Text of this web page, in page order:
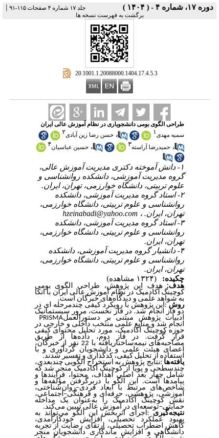
دوره ۱۷، شماره ۴ - ( ۱۴۰۴ ) جلد ۱۷ شماره ۴ صفحات ۱۱۵-۹۱ |
برگشت به فهرست نسخه ها
‎ 20.1001.1.20088000.1404.17.4.5.3
طراحی الگوی بومی دانشجویاری در نظام آموزش عالی ایران
سمیه مهدی۱ ، حسن رضا زین آبادی۲
، حمیدرضا آراسته۳ ، حسین عباسیان۴
۱- دانش آموخته دکتری مدیریت آموزش عالی،
گروه مدیریت آموزشی، دانشکده روانشناسی و
علوم تربیتی، دانشگاه خوارزمی، تهران، ایران.
۲- استاد گروه مدیریت آموزشی، دانشکده
روانشناسی و علوم تربیتی، دانشگاه خوارزمی،
تهران، ایران. ، hzeinabadi@yahoo.com
۳- استاد گروه مدیریت آموزشی، دانشکده
روانشناسی و علوم تربیتی، دانشگاه خوارزمی،
تهران، ایران.
۴- دانشیار گروه مدیریت آموزشی، دانشکده
روانشناسی و علوم تربیتی، دانشگاه خوارزمی،
تهران، ایران.
چکیده:
(۱۳۲۴ مشاهده)
هدف:
هدف این پژوهش، طراحی الگوی بومی
کوچینگ آکادمیک در نظام آموزش عالی ایران با اتکا
به شواهد علمی و دیدگاه‌های خبرگان است.
روش: این پژوهش با رویکرد کیفی چندمرحله ای در
دو فاز انجام شد. در فاز نخست، مرور سیستماتیک
ادبیات پژوهش مبتنی بر دستورالعملPRISMA
انجام شد و منابع علمی منتخب داخلی و خارجی در
حوزه کوچینگ آکادمیک، مورد تحلیل محتوای کیفی
قرار گرفت. در فاز دوم، داده‌ها از طریق
مصاحبه‌های نیمه‌ساختاریافته با 22 نفر از خبرگان،
اعضای هیئت علمی و دانشجویان گردآوری و با
استفاده از تحلیل کیفی، کدگذاری و تفسیر شدند.
یافته‌ها :نتایج پژوهش به استخراج الگویی چندبعدی،
چندسطحی و پویا از کوچینگ آکادمیک منجر شد که
شامل چهار بعد اصلی اهداف، محتوا، فرآیندها و
پیامدها است. این الگو با دربرگرفتن مؤلفه‌ها و
شاخص‌های مرتبط با ابعاد فردی–روان‌شناختی،
آموزشی، پژوهشی، حرفه‌ای و فرهنگی– اجتماعی،
نقش کوچینگ آکادمیک را به‌عنوان یک مداخله
حمایتی–توسعه‌ای در آموزش عالی تبیین می‌کند.
نتیجه‌گیری: اجرای اثربخش این الگو می‌تواند به
بهبود عملکرد تحصیلی، افزایش خودکارآمدی،
کاهش اضطراب تحصیلی، ارتقای رضایت از تجربه
دانشگاهی و افزایش ماندگاری دانشجویان منجر